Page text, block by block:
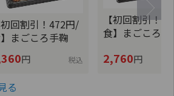
回割引！472円/
まごころ手鞠
円 税込
【初回割引！
食】まごころお
2,760円
る